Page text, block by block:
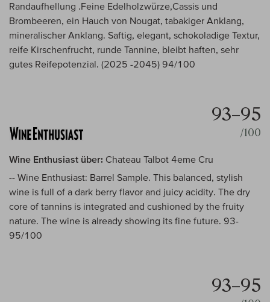
Randaufhellung .Feine Edelholzwürze,Cassis und
Brombeeren, ein Hauch von Nougat, tabakiger Anklang,
mineralischer Anklang. Saftig, elegant, schokoladige Textur,
reife Kirschenfrucht, runde Tannine, bleibt haften, sehr
gutes Reifepotenzial. (2025 -2045) 94/100
93–95
/100
Wine Enthusiast über: Chateau Talbot 4eme Cru
-- Wine Enthusiast: Barrel Sample. This balanced, stylish
wine is full of a dark berry flavor and juicy acidity. The dry
core of tannins is integrated and cushioned by the fruity
nature. The wine is already showing its fine future. 93-
95/100
93–95